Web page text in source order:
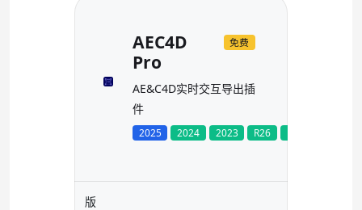
AEC4D
Pro
免费
AE&C4D实时交互导出插
件
2025 2024 2023 R26
版